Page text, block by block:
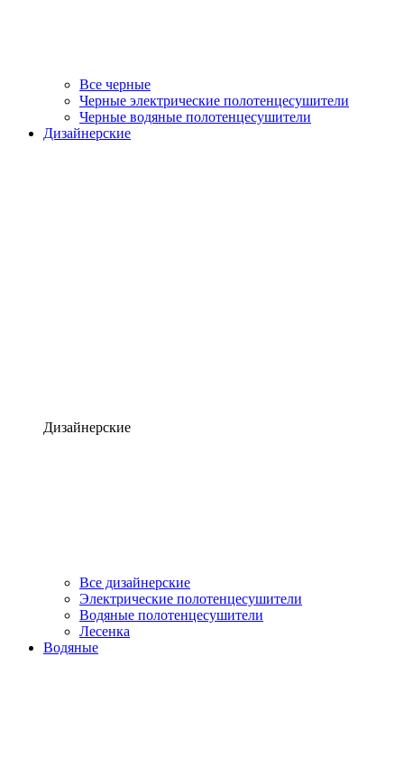
Все черные
Черные электрические полотенцесушители
Черные водяные полотенцесушители
Дизайнерские
Дизайнерские
Все дизайнерские
Электрические полотенцесушители
Водяные полотенцесушители
Лесенка
Водяные